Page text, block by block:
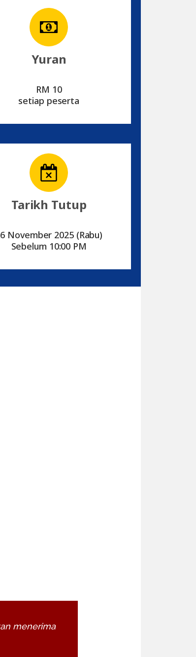
Yuran
RM 10
setiap peserta
Tarikh Tutup
November 2025 (Rabu)
Sebelum 10:00 PM
menerima